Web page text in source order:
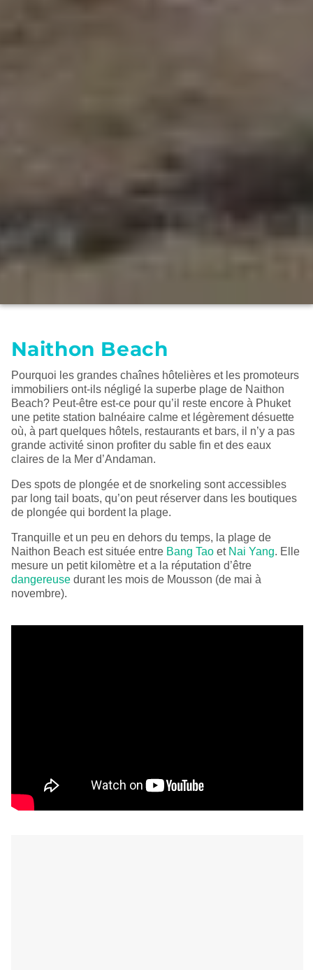
Naithon Beach
Pourquoi les grandes chaînes hôtelières et les promoteurs
immobiliers ont-ils négligé la superbe plage de Naithon
Beach? Peut-être est-ce pour qu’il reste encore à Phuket
une petite station balnéaire calme et légèrement désuette
où, à part quelques hôtels, restaurants et bars, il n’y a pas
grande activité sinon profiter du sable fin et des eaux
claires de la Mer d’Andaman.
Des spots de plongée et de snorkeling sont accessibles
par long tail boats, qu’on peut réserver dans les boutiques
de plongée qui bordent la plage.
Tranquille et un peu en dehors du temps, la plage de
Naithon Beach est située entre Bang Taoet Nai Yang. Elle
mesure un petit kilomètre et a la réputation d’être
dangereusedurant les mois de Mousson (de mai à
novembre).